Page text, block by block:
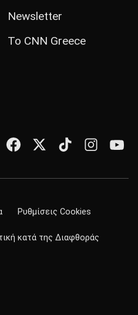
Newsletter
Το CNN Greece
Ρυθμίσεις Cookies
κατά της Διαφθοράς